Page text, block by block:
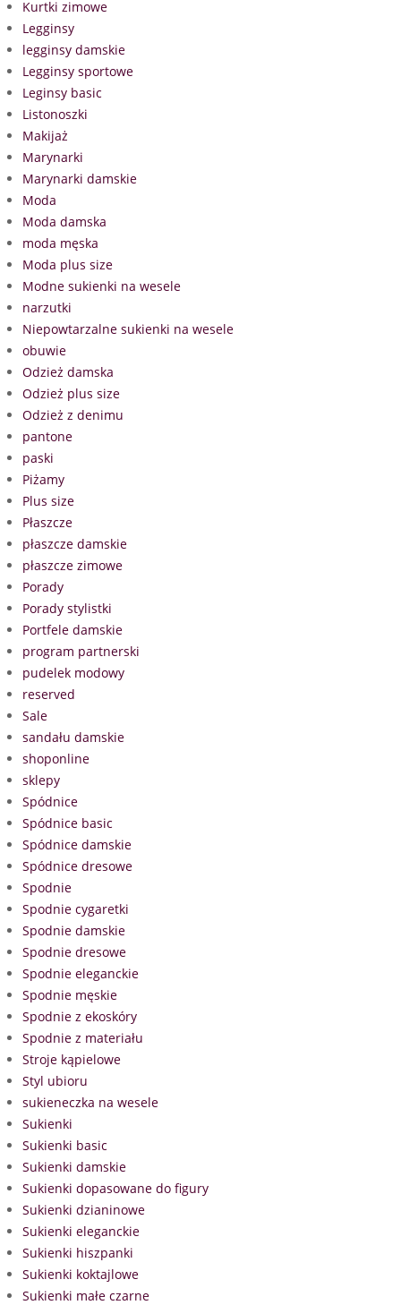
Kurtki zimowe
Legginsy
legginsy damskie
Legginsy sportowe
Leginsy basic
Listonoszki
Makijaż
Marynarki
Marynarki damskie
Moda
Moda damska
moda męska
Moda plus size
Modne sukienki na wesele
narzutki
Niepowtarzalne sukienki na wesele
obuwie
Odzież damska
Odzież plus size
Odzież z denimu
pantone
paski
Piżamy
Plus size
Płaszcze
płaszcze damskie
płaszcze zimowe
Porady
Porady stylistki
Portfele damskie
program partnerski
pudelek modowy
reserved
Sale
sandału damskie
shoponline
sklepy
Spódnice
Spódnice basic
Spódnice damskie
Spódnice dresowe
Spodnie
Spodnie cygaretki
Spodnie damskie
Spodnie dresowe
Spodnie eleganckie
Spodnie męskie
Spodnie z ekoskóry
Spodnie z materiału
Stroje kąpielowe
Styl ubioru
sukieneczka na wesele
Sukienki
Sukienki basic
Sukienki damskie
Sukienki dopasowane do figury
Sukienki dzianinowe
Sukienki eleganckie
Sukienki hiszpanki
Sukienki koktajlowe
Sukienki małe czarne